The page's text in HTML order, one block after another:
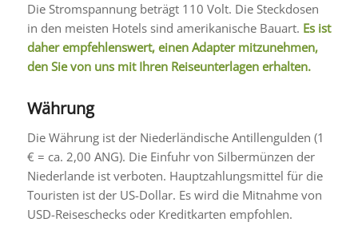
Die Stromspannung beträgt 110 Volt. Die Steckdosen
in den meisten Hotels sind amerikanische Bauart. Es ist
daher empfehlenswert, einen Adapter mitzunehmen,
den Sie von uns mit Ihren Reiseunterlagen erhalten.
Währung
Die Währung ist der Niederländische Antillengulden (1
€ = ca. 2,00 ANG). Die Einfuhr von Silbermünzen der
Niederlande ist verboten. Hauptzahlungsmittel für die
Touristen ist der US-Dollar. Es wird die Mitnahme von
USD-Reiseschecks oder Kreditkarten empfohlen.